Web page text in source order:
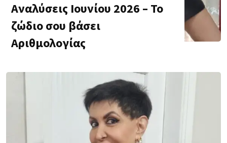
Αναλύσεις Ιουνίου 2026 – Το
ζώδιο σου βάσει
Αριθμολογίας